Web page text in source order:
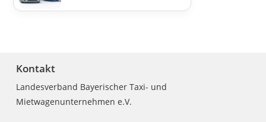
Kontakt
Landesverband Bayerischer Taxi- und
Mietwagenunternehmen e.V.